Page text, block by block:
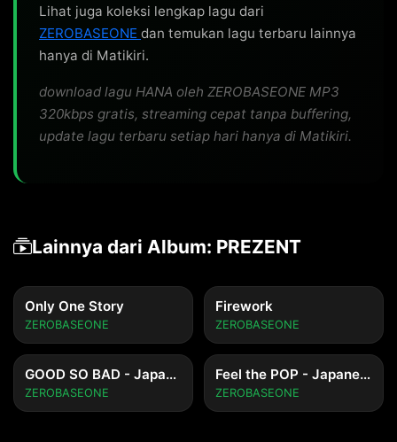
Lihat juga koleksi lengkap lagu dari
ZEROBASEONE dan temukan lagu terbaru lainnya
hanya di Matikiri.
download lagu HANA oleh ZEROBASEONE MP3
320kbps gratis, streaming cepat tanpa buffering,
update lagu terbaru setiap hari hanya di Matikiri.
Lainnya dari Album: PREZENT
Only One Story
ZEROBASEONE
Firework
ZEROBASEONE
GOOD SO BAD - Japanese ver.
ZEROBASEONE
Feel the POP - Japanese ver.
ZEROBASEONE